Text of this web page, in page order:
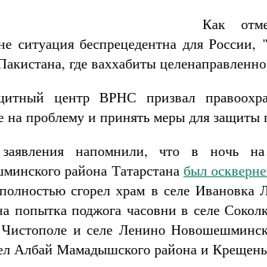
Как
ситуация беспрецедентна для
где ваххабиты
центр ВРНС призвал
на проблему и принять меры для
напомнили, что в ночь
района Татарстана был
сгорел храм в селе
попытка поджога часовни в селе
и селе Ленино
Албай Мамадышского района и
де Грааф Как найти